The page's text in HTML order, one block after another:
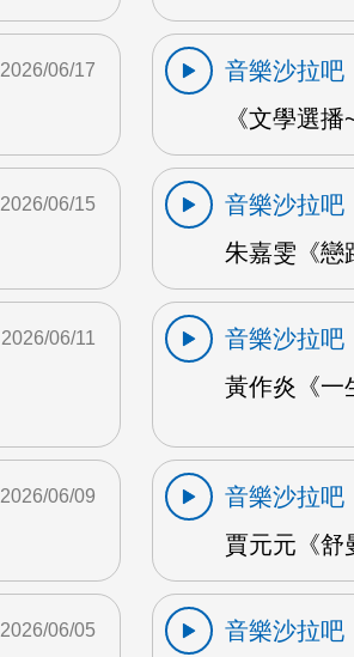
2026/06/17
音樂沙拉吧
《文學選
2026/06/15
音樂沙拉吧
朱嘉雯《戀
2026/06/11
音樂沙拉吧
黃作炎《一
2026/06/09
音樂沙拉吧
賈元元《舒
2026/06/05 音樂沙拉吧